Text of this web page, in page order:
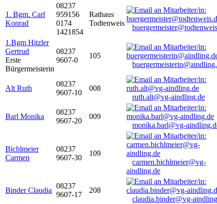
1. Bgm. Carl
Konrad
08237
959156
0174
1421854
Rathaus
Todtenweis
1.Bgm Hitzler
Gertrud
Erste
Bürgermeisterin
08237
9607-0
105
Alt Ruth
08237
9607-10
008
ruth.alt@vg-aindling.de
Barl Monika
08237
9607-20
009
monika.barl@vg-
Bichlmeier
Carmen
08237
9607-30
109
carmen.bichlmeier@vg-
aindling.de
Binder Claudia
08237
9607-17
208
claudia.binder@vg-